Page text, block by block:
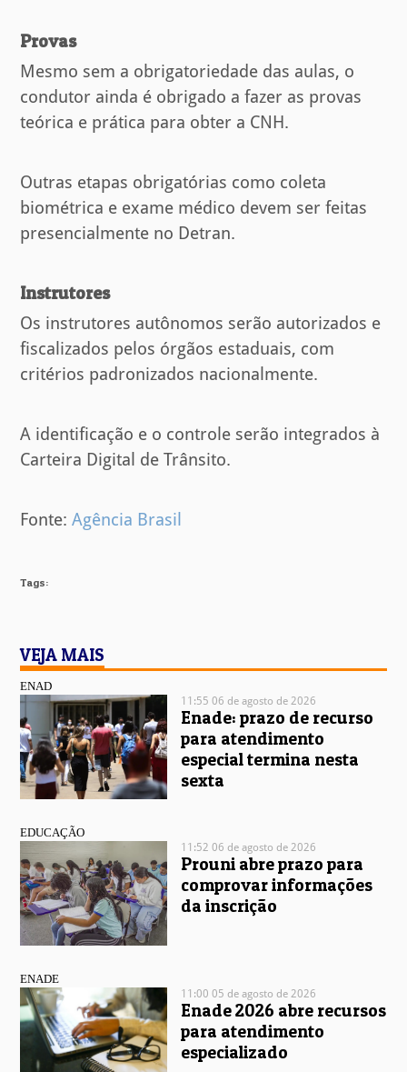
Provas
Mesmo sem a obrigatoriedade das aulas, o
condutor ainda é obrigado a fazer as provas
teórica e prática para obter a CNH.
Outras etapas obrigatórias como coleta
biométrica e exame médico devem ser feitas
presencialmente no Detran.
Instrutores
Os instrutores autônomos serão autorizados e
fiscalizados pelos órgãos estaduais, com
critérios padronizados nacionalmente.
A identificação e o controle serão integrados à
Carteira Digital de Trânsito.
Fonte:Agência Brasil
Tags:
VEJA MAIS
ENAD
11:55 06 de agosto de 2026
Enade: prazo de recurso
para atendimento
especial termina nesta
sexta
EDUCAÇÃO
11:52 06 de agosto de 2026
Prouni abre prazo para
comprovar informações
da inscrição
ENADE
11:00 05 de agosto de 2026
Enade 2026 abre recursos
para atendimento
especializado